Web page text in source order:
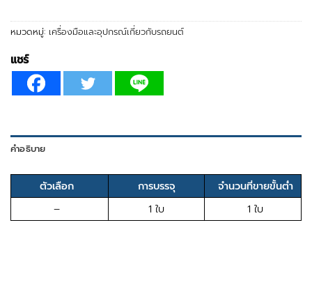
หมวดหมู่: เครื่องมือและอุปกรณ์เกี่ยวกับรถยนต์
แชร์
คำอธิบาย
ตัวเลือก การบรรจุ
จำนวนที่ขายขั้นต่ำ
–
1 ใบ 1 ใบ